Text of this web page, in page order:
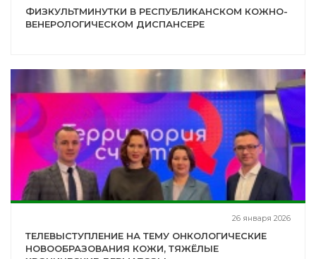
ФИЗКУЛЬТМИНУТКИ В РЕСПУБЛИКАНСКОМ КОЖНО-
ВЕНЕРОЛОГИЧЕСКОМ ДИСПАНСЕРЕ
26 января 2026
ТЕЛЕВЫСТУПЛЕНИЕ НА ТЕМУ ОНКОЛОГИЧЕСКИЕ
НОВООБРАЗОВАНИЯ КОЖИ, ТЯЖЁЛЫЕ